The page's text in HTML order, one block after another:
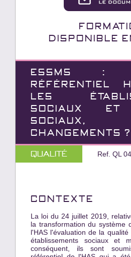
Disponible
ESSMS :
RÉFÉRENTIEL
LES
SOCIAUX ET
SOCIAUX,
CHANGEMENTS ?
Qualité Ref. QL
CONTEXTE
La loi du 24 juillet 2019,
la transformation du système
l'HAS l'évaluation de la
établissements sociaux et
conséquent, ils sont